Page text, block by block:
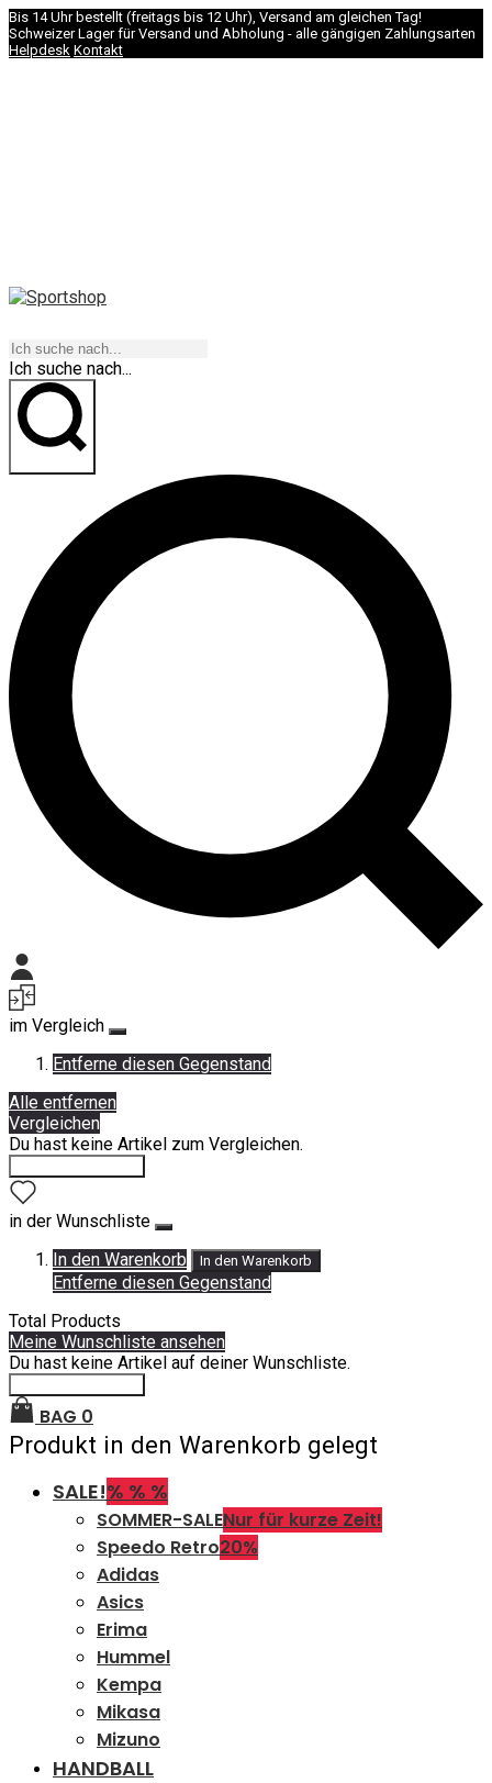
Bis 14 Uhr bestellt (freitags bis 12 Uhr), Versand am gleichen Tag!
Schweizer Lager für Versand und Abholung - alle gängigen Zahlungsarten
Helpdesk Kontakt
Ich suche nach...
im Vergleich
Entferne diesen Gegenstand
Alle entfernen
Vergleichen
Du hast keine Artikel zum Vergleichen.
in der Wunschliste
In den Warenkorb
In den Warenkorb
Entferne diesen Gegenstand
Total Products
Meine Wunschliste ansehen
Du hast keine Artikel auf deiner Wunschliste.
BAG 0
Produkt in den Warenkorb gelegt
SALE!% % %
SOMMER-SALENur für kurze Zeit!
Speedo Retro20%
Adidas
Asics
Erima
Hummel
Kempa
Mikasa
Mizuno
HANDBALL